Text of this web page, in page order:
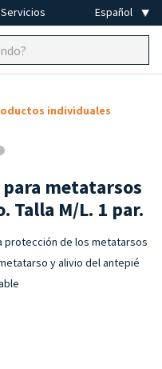
individuales
metatarsos
Talla M/L. 1 par.
protección de los metatarsos
y alivio del antepié